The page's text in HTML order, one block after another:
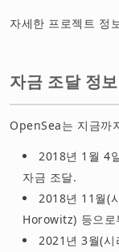
자세한 프로젝트 정
자금 조달 정보
OpenSea는 지금까
2018년 1월 4
자금 조달.
2018년 11월(
Horowitz) 등으로
2021년 3월(